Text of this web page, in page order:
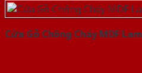
Cửa Gỗ Chống Cháy MDF